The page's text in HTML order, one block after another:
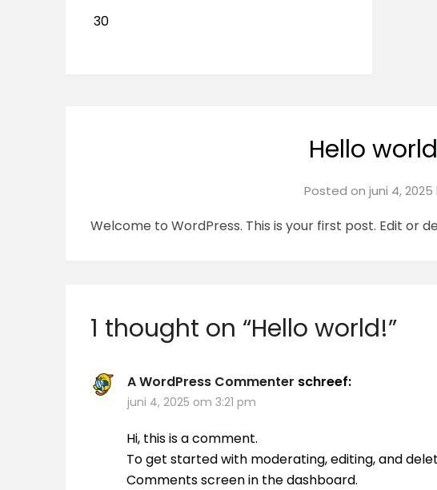
30
Hello
Posted on juni 4, 2025
Welcome to WordPress. This is your first post. Edit or
1 thought on “Hello world!”
A WordPress Commenter schreef:
juni 4, 2025 om 3:21 pm
Hi, this is a comment.
To get started with moderating, editing, and
Comments screen in the dashboard.